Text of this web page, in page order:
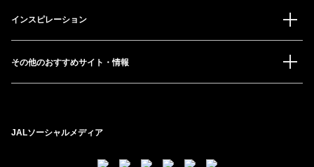
インスピレーション
その他のおすすめサイト・情報
JALソーシャルメディア